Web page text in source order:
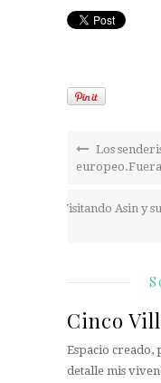
Los
Visitando Asin y
Cinco
Espacio creado,
detalle mis